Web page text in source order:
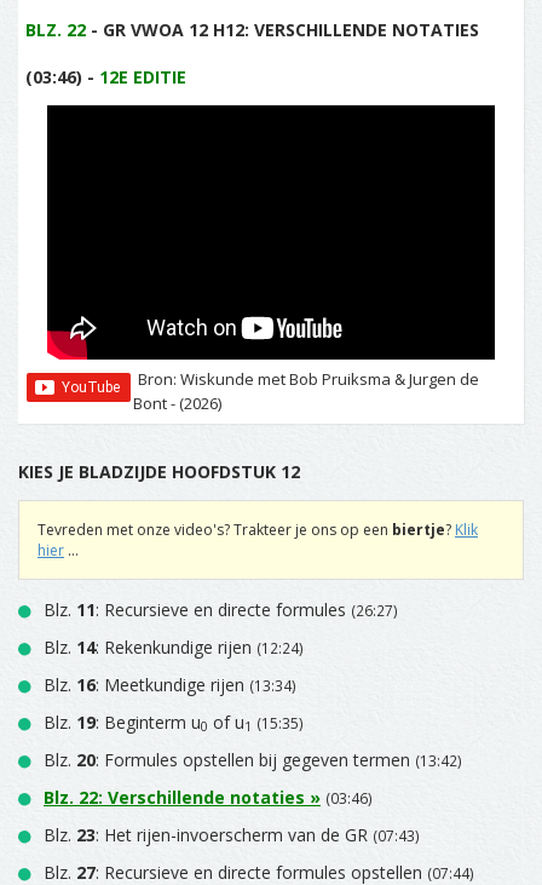
BLZ. 22 - GR VWOA 12 H12: VERSCHILLENDE NOTATIES
(03:46) - 12E EDITIE
Bron: Wiskunde met Bob Pruiksma & Jurgen de
Bont - (2026)
KIES JE BLADZIJDE HOOFDSTUK 12
Tevreden met onze video's? Trakteer je ons op een biertje? Klik
hier ...
Blz. 11: Recursieve en directe formules (26:27)
Blz. 14: Rekenkundige rijen (12:24)
Blz. 16: Meetkundige rijen (13:34)
Blz. 19: Beginterm u0 of u1 (15:35)
Blz. 20: Formules opstellen bij gegeven termen (13:42)
Blz. 22: Verschillende notaties » (03:46)
Blz. 23: Het rijen-invoerscherm van de GR (07:43)
Blz. 27: Recursieve en directe formules opstellen (07:44)